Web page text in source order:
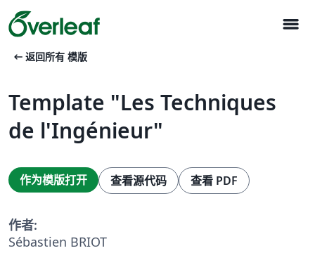
menu
arrow_left_alt 返回所有 模版
Template "Les Techniques
de l'Ingénieur"
作为模版打开 查看源代码 查看 PDF
作者:
Sébastien BRIOT